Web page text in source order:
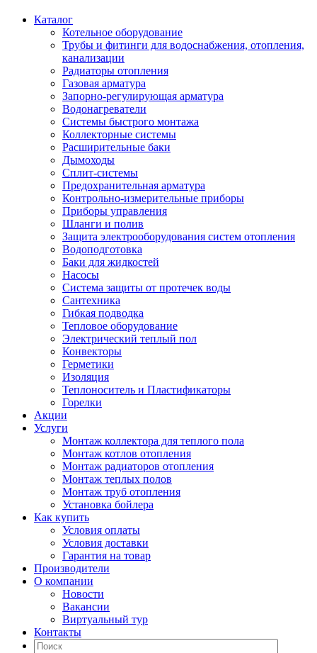
Каталог
Котельное оборудование
Трубы и фитинги для водоснабжения, отопления,
канализации
Радиаторы отопления
Газовая арматура
Запорно-регулирующая арматура
Водонагреватели
Системы быстрого монтажа
Коллекторные системы
Расширительные баки
Дымоходы
Сплит-системы
Предохранительная арматура
Контрольно-измерительные приборы
Приборы управления
Шланги и полив
Защита электрооборудования систем отопления
Водоподготовка
Баки для жидкостей
Насосы
Система защиты от протечек воды
Сантехника
Гибкая подводка
Тепловое оборудование
Электрический теплый пол
Конвекторы
Герметики
Изоляция
Теплоноситель и Пластификаторы
Горелки
Акции
Услуги
Монтаж коллектора для теплого пола
Монтаж котлов отопления
Монтаж радиаторов отопления
Монтаж теплых полов
Монтаж труб отопления
Установка бойлера
Как купить
Условия оплаты
Условия доставки
Гарантия на товар
Производители
О компании
Новости
Вакансии
Виртуальный тур
Контакты